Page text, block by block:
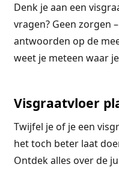
Denk je aan een
vragen? Geen zorgen
antwoorden op de
weet je meteen waar
Visgraatvloer
Twijfel je of je een
het toch beter laat
Ontdek alles over de